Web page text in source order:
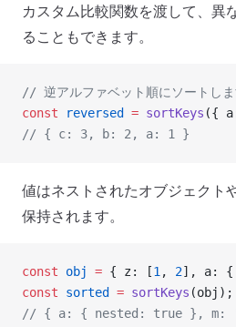
カスタム比較関数を渡して、異
ることもできます。
// 逆アルファベット順にソートし
const reversed = sortKeys ({
// { c: 3, b: 2, a: 1 }
値はネストされたオブジェクト
保持されます。
const obj = { z: [1 , 2], a: {
const sorted = sortKeys (obj);
// { a: { nested: true },